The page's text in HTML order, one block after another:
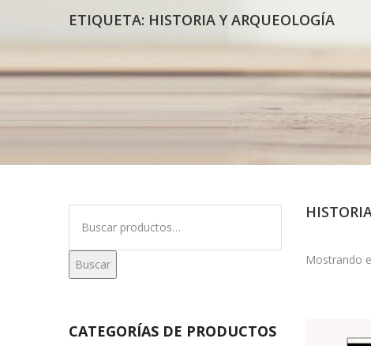
ETIQUETA: HISTORIA Y ARQUEOLOGÍA
Mostrando
Buscar
CATEGORÍAS DE PRODUCTOS